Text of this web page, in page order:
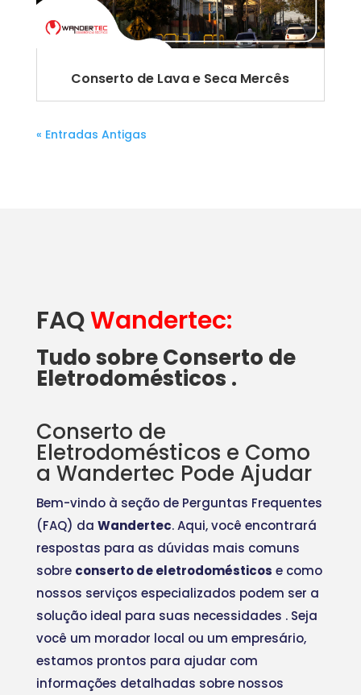
Conserto de Lava e Seca Mercês
« Entradas Antigas
FAQWandertec:
Tudo sobre Conserto de
Eletrodomésticos .
Conserto de
Eletrodomésticos e Como
a Wandertec Pode Ajudar
Bem-vindo à seção de Perguntas Frequentes
(FAQ) da Wandertec. Aqui, você encontrará
respostas para as dúvidas mais comuns
sobre conserto de eletrodomésticos e como
nossos serviços especializados podem ser a
solução ideal para suas necessidades . Seja
você um morador local ou um empresário,
estamos prontos para ajudar com
informações detalhadas sobre nossos